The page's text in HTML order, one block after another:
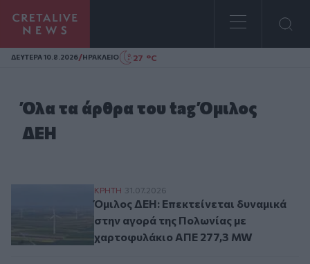
Homepage
ΔΕΥΤΕΡΑ 10.8.2026/ΗΡΑΚΛΕΙΟ 27 °C
Όλα τα άρθρα του tag Όμιλος
ΔΕΗ
Όμιλος ΔΕΗ: Επεκτείνεται δυναμικά
ΚΡΗΤΗ 31.07.2026
Όμιλος ΔΕΗ: Επεκτείνεται δυναμικά
στην αγορά της Πολωνίας με
χαρτοφυλάκιο ΑΠΕ 277,3 MW